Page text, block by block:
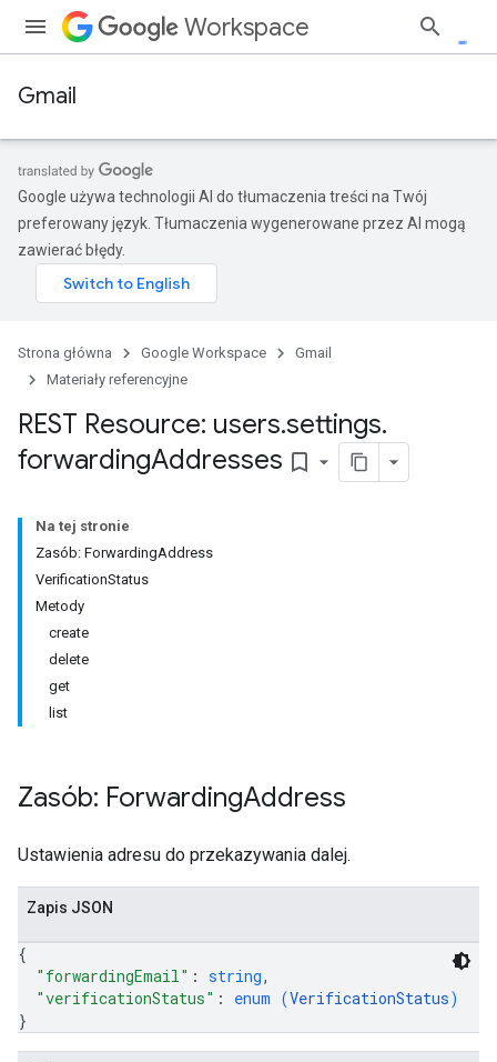
Workspace
Gmail
Google używa technologii AI do tłumaczenia treści na Twój
preferowany język. Tłumaczenia wygenerowane przez AI mogą
zawierać błędy.
Strona główna Google Workspace
Gmail
Materiały referencyjne
REST Resource: users.settings.
forwardingAddresses bookmark_border
Na tej stronie
Zasób: ForwardingAddress
VerificationStatus
Metody
create
delete
get
list
Zasób: ForwardingAddress
Ustawienia adresu do przekazywania dalej.
Zapis JSON
{
"forwardingEmail" : string,
"verificationStatus" : enum (VerificationStatus)
}